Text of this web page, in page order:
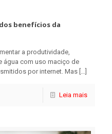
benefícios da
a produtividade,
água com uso maciço de
por internet. Mas
Leia mais